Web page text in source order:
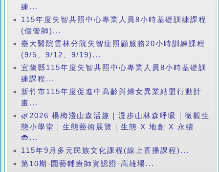
練...
115年度失智共照中心專業人員8小時基礎訓練課程
(個管師)...
臺大醫院雲林分院失智症照顧服務20小時訓練課程
(9/5、9/12、9/19)...
宜蘭縣115年度失智共照中心專業人員8小時基礎訓
練課程...
新竹市115年度促進中高齡與婦女異業結盟行動計
畫...
🌿2026 楊梅淺山森活趣｜漫步山林森呼吸｜微觀生
態小學堂｜生態藝術展覽｜生態 X 地創 X 永續
🐞...
115年9月多元民族文化課程(線上直播課程)...
第10期-園藝輔療師資認證-高雄場...